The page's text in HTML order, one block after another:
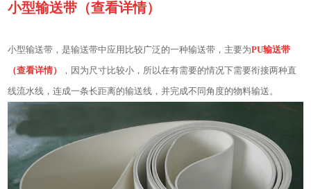
小型输送带 （查看详情）
小型输送带，是输送带中应用比较广泛的一种输送带，主要为PU输送带
（查看详情）
，因为尺寸比较小，所以在有需要的情况下需要衔接两种直
线流水线，连成一条长距离的输送线，并完成不同角度的物料输送。